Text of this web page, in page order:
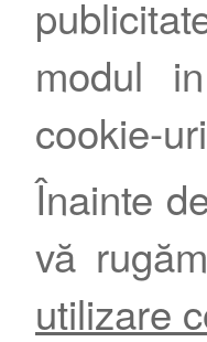
modul
cookie-
Înainte
vă
utilizare